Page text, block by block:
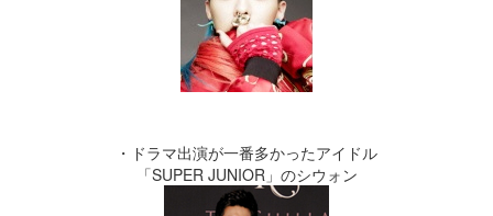
・ドラマ出演が一番多かったアイドル
「SUPER JUNIOR」のシウォン